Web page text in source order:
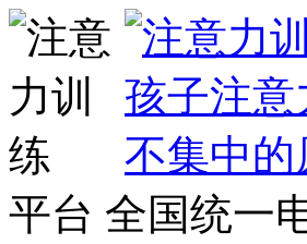
平台 全国统一